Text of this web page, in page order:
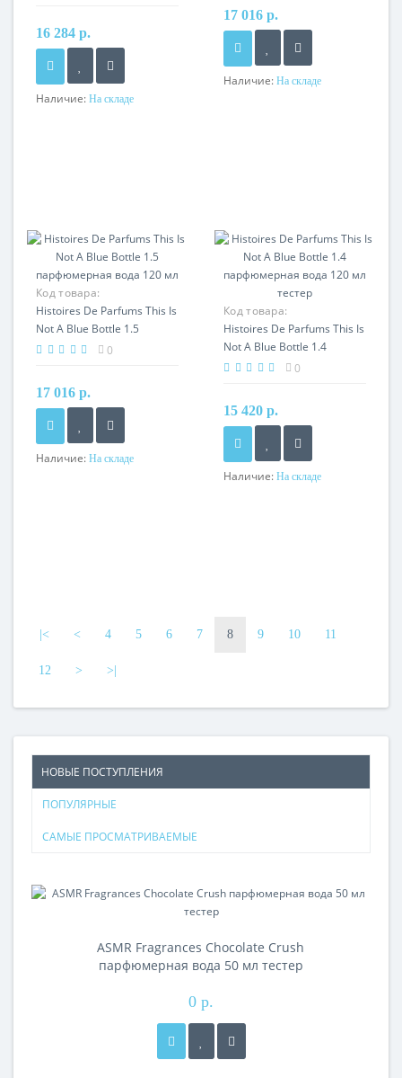
16 284 р.
Наличие: На складе
17 016 р.
Наличие: На складе
Код товара:
Histoires De Parfums This Is
Not A Blue Bottle 1.5
парфюмерная вода 120 мл
0
17 016 р.
Наличие: На складе
Код товара:
Histoires De Parfums This Is
Not A Blue Bottle 1.4
парфюмерная вода 120 мл
0
15 420 р.
Наличие: На складе
|< < 4 5 6 7 8 9 10 11
12 > >|
НОВЫЕ ПОСТУПЛЕНИЯ
ПОПУЛЯРНЫЕ
САМЫЕ ПРОСМАТРИВАЕМЫЕ
ASMR Fragrances Chocolate Crush
парфюмерная вода 50 мл тестер
0 р.